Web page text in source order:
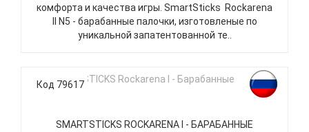
комфорта и качества игры. SmartSticks Rockarena
ll N5 - барабанные палочки, изготовленые по
уникальной запатентованной те..
Код 79617
SMARTSTICKS ROCKARENA I - БАРАБАННЫЕ